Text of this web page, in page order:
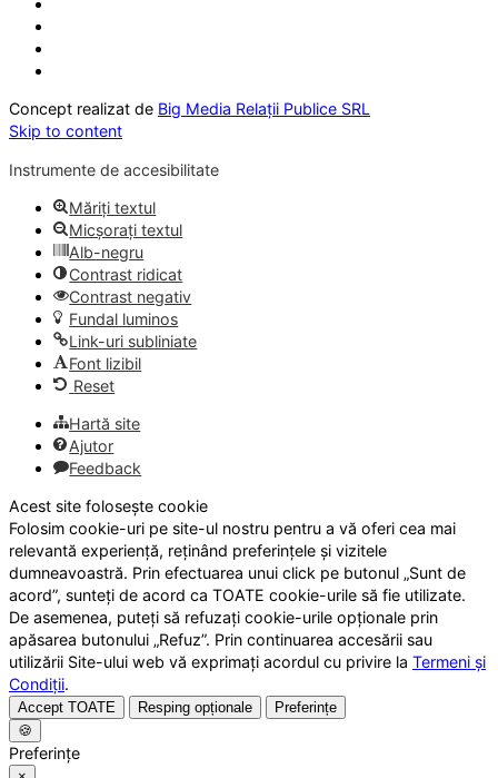
Concept realizat de Big Media Relații Publice SRL
Skip to content
Instrumente de accesibilitate
Măriți textul
Micșorați textul
Alb-negru
Contrast ridicat
Contrast negativ
Fundal luminos
Link-uri subliniate
Font lizibil
Reset
Hartă site
Ajutor
Feedback
Acest site folosește cookie
Folosim cookie-uri pe site-ul nostru pentru a vă oferi cea mai
relevantă experiență, reținând preferințele și vizitele
dumneavoastră. Prin efectuarea unui click pe butonul „Sunt de
acord”, sunteți de acord ca TOATE cookie-urile să fie utilizate.
De asemenea, puteți să refuzați cookie-urile opționale prin
apăsarea butonului „Refuz”. Prin continuarea accesării sau
utilizării Site-ului web vă exprimați acordul cu privire la Termeni și
Condiții.
Accept TOATE Resping opționale
Preferințe
🍪
Preferințe